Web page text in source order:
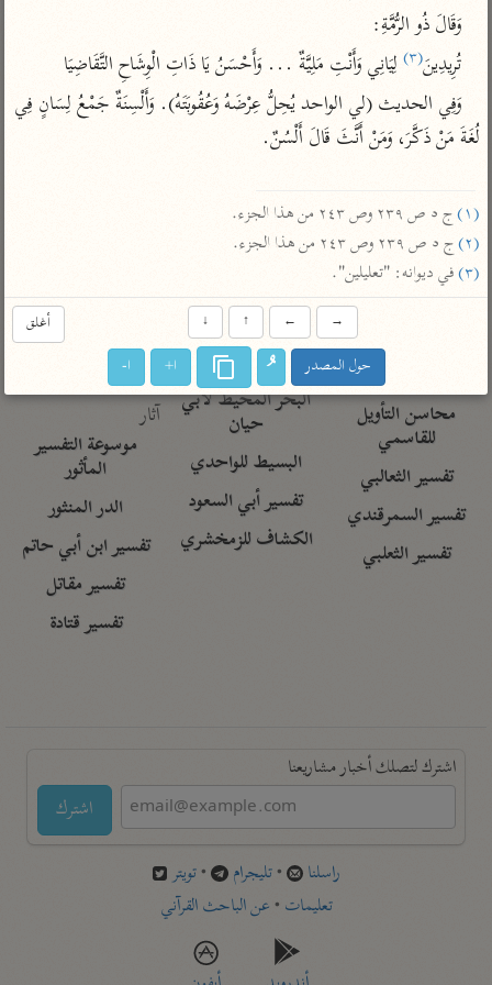
جمع الأقوال
تفسير ابن الجوزي
تفسير الماوردي
تفسير ابن تيمية
عامّة
تفسير السمعاني
تفسير مكّي
محاسن التأويل
للقاسمي
تفسير الثعالبي
تفسير السمرقندي
تفسير الثعلبي
تفسير الرازي
أخرى
أضواء البيان
التحرير والتنوير
المحرر الوجيز لابن
عطية
البحر المحيط لأبي
حيان
البسيط للواحدي
تفسير أبي السعود
الكشاف للزمخشري
مركَّزة العبارة
الوجيز للواحدي
تفسير ابن أبي زمنين
آثار
موسوعة التفسير
المأثور
الدر المنثور
تفسير ابن أبي حاتم
تفسير مقاتل
تفسير قتادة
اشترك لتصلك أخبار مشاريعنا
اشترك
راسلنا •تليجرام •تويتر
تعليمات •عن الباحث القرآني
وَقَالَ ذُو الرُّمَّةِ:
تُرِيدِينَ(٣)
لِيَانِي وَأَنْتِ مَلِيَّةٌ ... وَأَحْسَنُ يَا ذَاتِ الْوِشَاحِ التَّقَاضِيَا
لُغَةَ مَنْ ذَكَّرَ، وَمَنْ أَنَّثَ قَالَ أَلْسُنٌ.
(١)
ج ٥ ص ٢٣٩ وص ٢٤٣ من هذا الجزء.
(٢)
ج ٥ ص ٢٣٩ وص ٢٤٣ من هذا الجزء.
(٣)
في ديوانه: "تعليلين".
أغلق →
←
↑
↓
حول المصدر ا+ ا-